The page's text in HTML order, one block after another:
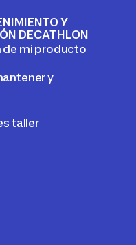
Y
DECATHLON
de mi producto
y
taller